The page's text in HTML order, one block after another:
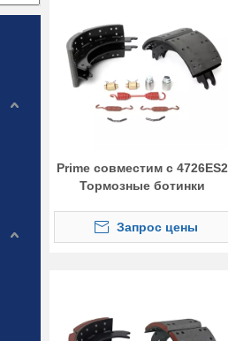
Prime совместим с 4726ES2
Тормозные ботинки
Запрос цены